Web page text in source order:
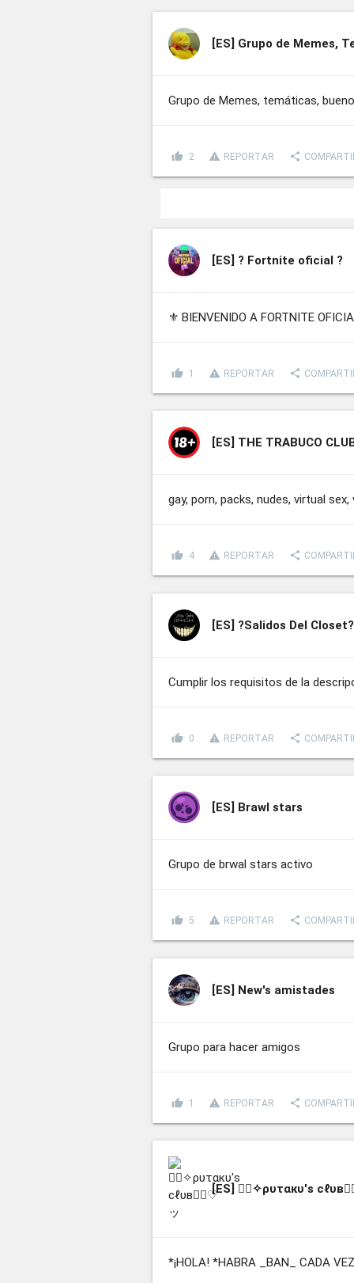
[ES] Grupo de Memes,
Grupo de Memes, temáticas,
thumb_up 2 report_problem REPORTAR share
[ES] ? Fortnite oficial ?
⚜ BIENVENIDO A FORTNITE
thumb_up 1 report_problem REPORTAR share
[ES] THE TRABUCO
gay, porn, packs, nudes, virtual
thumb_up 4 report_problem REPORTAR share
[ES] ?Salidos Del Closet?
Cumplir los requisitos de la
thumb_up 0 report_problem REPORTAR share
[ES] Brawl stars
Grupo de brwal stars activo
thumb_up 5 report_problem REPORTAR share
[ES] New's amistades
Grupo para hacer amigos
thumb_up 1 report_problem REPORTAR share
[ES] ♡⃢✧ρυταкυ's
*¡HOLA! *HABRA _BAN_ CADA